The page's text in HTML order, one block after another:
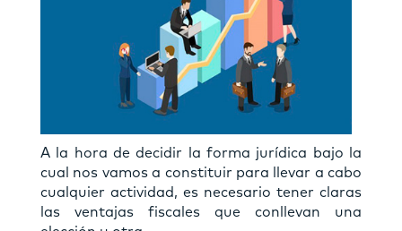
A la hora de decidir la forma jurídica bajo la
cual nos vamos a constituir para llevar a cabo
cualquier actividad, es necesario tener claras
las ventajas fiscales que conllevan una